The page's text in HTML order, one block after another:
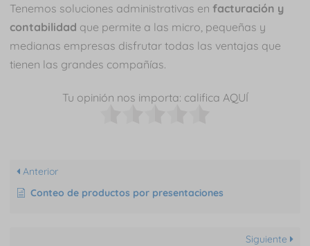
Tenemos soluciones administrativas en facturación y
contabilidad que permite a las micro, pequeñas y
medianas empresas disfrutar todas las ventajas que
tienen las grandes compañías.
Tu opinión nos importa: califica AQUÍ
Anterior
Conteo de productos por presentaciones
Siguiente